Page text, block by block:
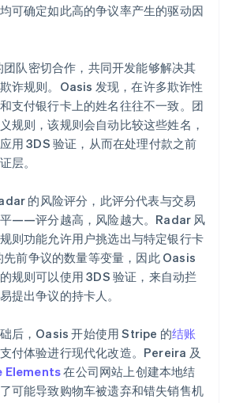
可确定如此高的争议率产生的驱动因
队密切合作，共同开发能够解决其
诈规则。Oasis 发现，在许多欺诈性
支付银行卡上的姓名往往不一致。团
规则，该规则会自动比较这些姓名，
用 3DS 验证，从而在处理付款之前
层。
的风险评分，此评分代表与交易
——评分越高，风险越大。Radar 风
则功能允许用户挑选出与特定银行卡
先前争议的数量等变量，因此 Oasis
规则可以使用 3DS 验证，来自动拦
提出争议的持卡人。
后，Oasis 开始使用 Stripe 的结账
付体验进行现代化改造。Pereira 及
Elements在公司网站上创建本地结
可能导致购物车被遗弃和错失销售机